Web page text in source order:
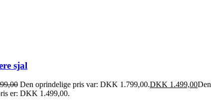
sjal
Den oprindelige pris var: DKK 1.799,00.DKK 1.499,00Den
er: DKK 1.499,00.